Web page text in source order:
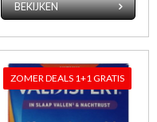
BEKIJKEN
ZOMER DEALS 1+1 GRATIS